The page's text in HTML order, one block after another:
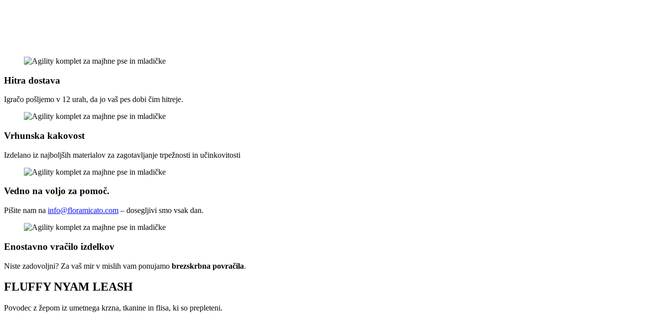
Hitra dostava
Igračo pošljemo v 12 urah, da jo vaš pes dobi čim hitreje.
Vrhunska kakovost
Izdelano iz najboljših materialov za zagotavljanje trpežnosti in učinkovitosti
Vedno na voljo za pomoč.
Pišite nam na info@floramicato.com – dosegljivi smo vsak dan.
Enostavno vračilo izdelkov
Niste zadovoljni? Za vaš mir v mislih vam ponujamo brezskrbna povračila.
FLUFFY NYAM LEASH
Povodec z žepom iz umetnega krzna, tkanine in flisa, ki so prepleteni.